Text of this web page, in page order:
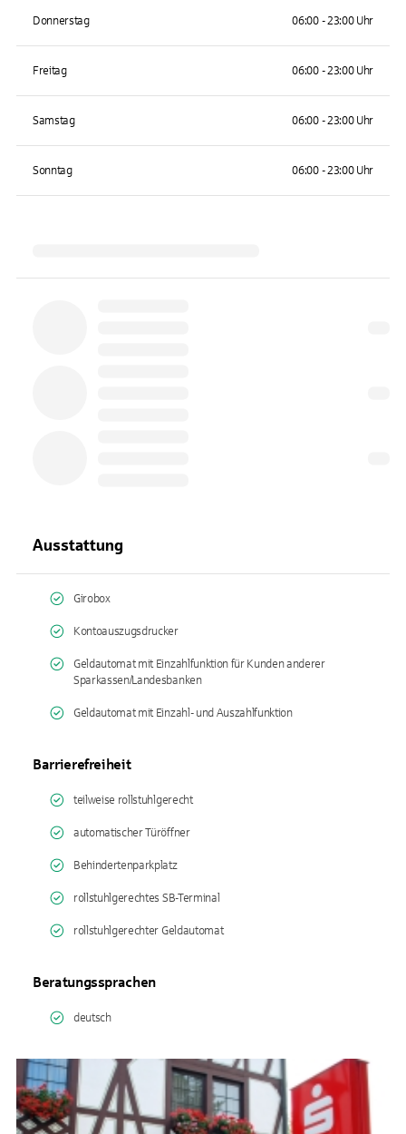
Donnerstag 06:00 - 23:00 Uhr
Freitag 06:00 - 23:00 Uhr
Samstag 06:00 - 23:00 Uhr
Sonntag 06:00 - 23:00 Uhr
Ausstattung
Girobox
Kontoauszugsdrucker
Geldautomat mit Einzahlfunktion für Kunden anderer
Sparkassen/Landesbanken
Geldautomat mit Einzahl- und Auszahlfunktion
Barrierefreiheit
teilweise rollstuhlgerecht
automatischer Türöffner
Behindertenparkplatz
rollstuhlgerechtes SB-Terminal
rollstuhlgerechter Geldautomat
Beratungssprachen
deutsch